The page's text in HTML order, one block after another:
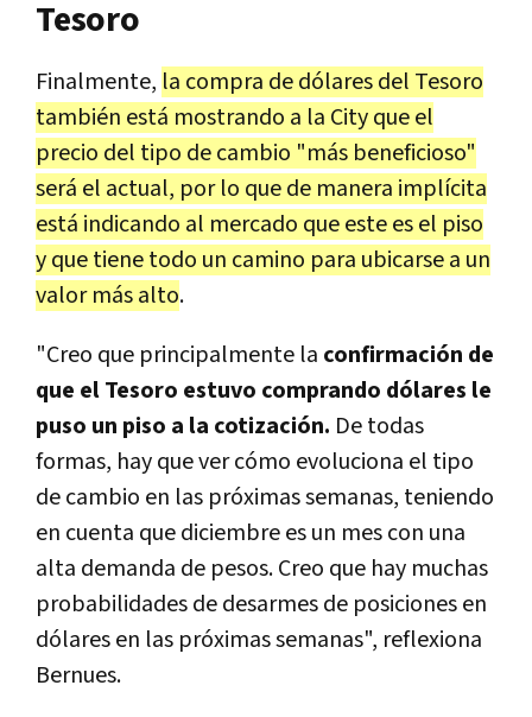
Tesoro
Finalmente, la compra de dólares del Tesoro
también está mostrando a la City que el
precio del tipo de cambio "más beneficioso"
será el actual, por lo que de manera implícita
está indicando al mercado que este es el piso
y que tiene todo un camino para ubicarse a un
valor más alto.
"Creo que principalmente la confirmación de
que el Tesoro estuvo comprando dólares le
puso un piso a la cotización. De todas
formas, hay que ver cómo evoluciona el tipo
de cambio en las próximas semanas, teniendo
en cuenta que diciembre es un mes con una
alta demanda de pesos. Creo que hay muchas
probabilidades de desarmes de posiciones en
dólares en las próximas semanas", reflexiona
Bernues.